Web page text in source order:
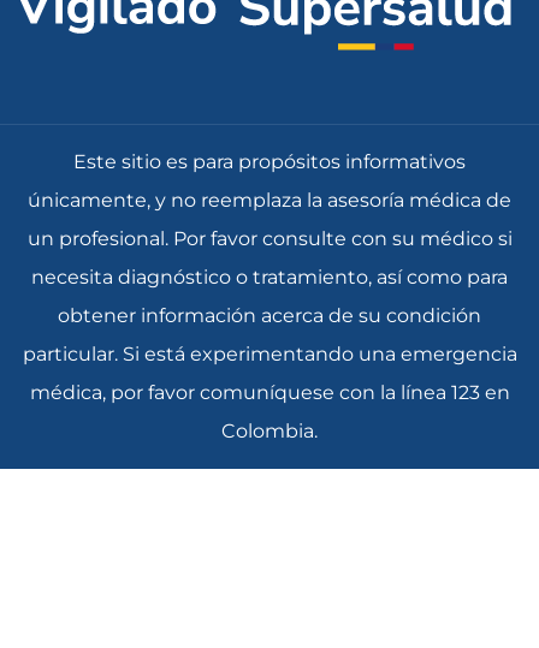
Este sitio es para propósitos informativos
únicamente, y no reemplaza la asesoría médica de
un profesional. Por favor consulte con su médico si
necesita diagnóstico o tratamiento, así como para
obtener información acerca de su condición
particular. Si está experimentando una emergencia
médica, por favor comuníquese con la línea 123 en
Colombia.